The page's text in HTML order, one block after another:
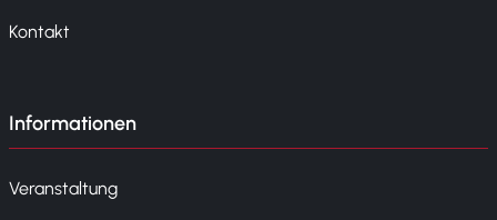
Kontakt
Informationen
Veranstaltung